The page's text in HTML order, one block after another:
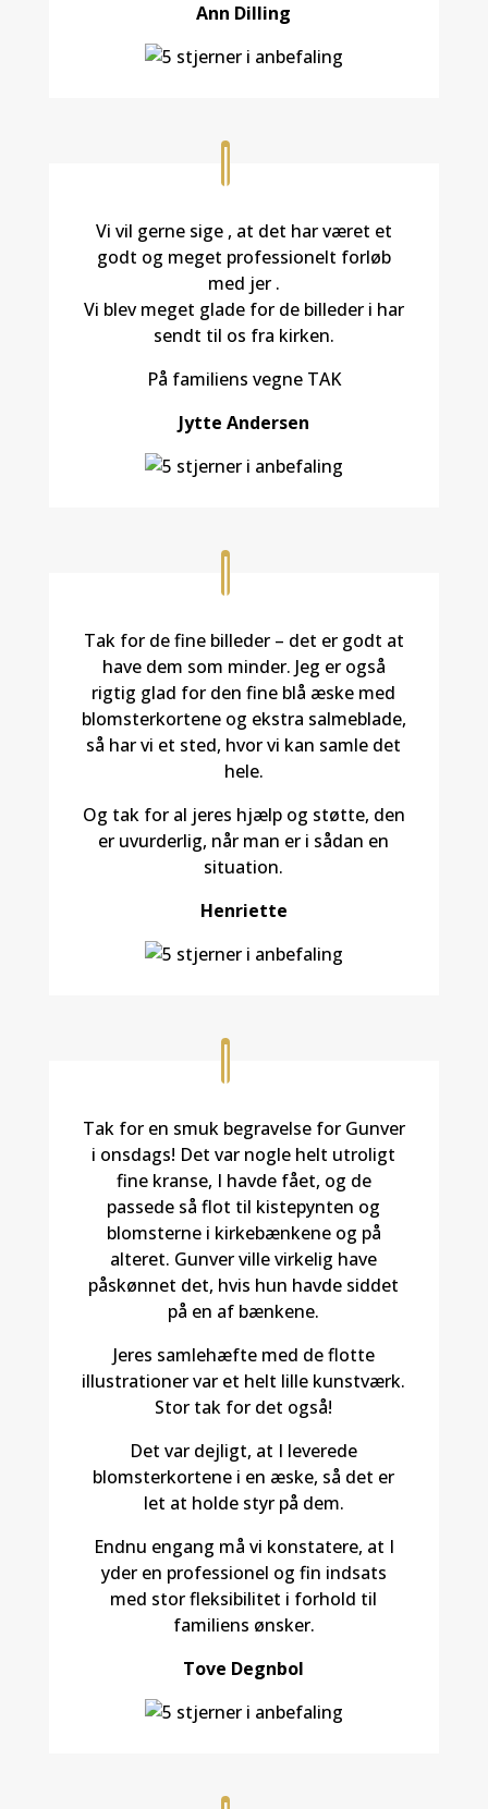
Ann Dilling
Vi vil gerne sige , at det har været et
godt og meget professionelt forløb
med jer .
Vi blev meget glade for de billeder i har
sendt til os fra kirken.
På familiens vegne TAK
Jytte Andersen
Tak for de fine billeder – det er godt at
have dem som minder. Jeg er også
rigtig glad for den fine blå æske med
blomsterkortene og ekstra salmeblade,
så har vi et sted, hvor vi kan samle det
hele.
Og tak for al jeres hjælp og støtte, den
er uvurderlig, når man er i sådan en
situation.
Henriette
Tak for en smuk begravelse for Gunver
i onsdags! Det var nogle helt utroligt
fine kranse, I havde fået, og de
passede så flot til kistepynten og
blomsterne i kirkebænkene og på
alteret. Gunver ville virkelig have
påskønnet det, hvis hun havde siddet
på en af bænkene.
Jeres samlehæfte med de flotte
illustrationer var et helt lille kunstværk.
Stor tak for det også!
Det var dejligt, at I leverede
blomsterkortene i en æske, så det er
let at holde styr på dem.
Endnu engang må vi konstatere, at I
yder en professionel og fin indsats
med stor fleksibilitet i forhold til
familiens ønsker.
Tove Degnbol